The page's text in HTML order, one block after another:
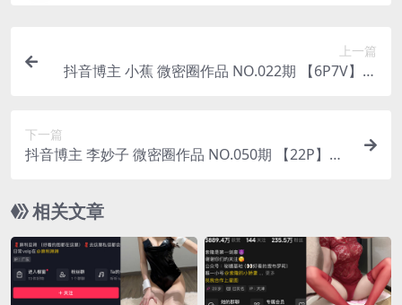
上一篇
抖音博主 小蕉 微密圈作品 NO.022期 【6P7V】最
下一篇
抖音博主 李妙子 微密圈作品 NO.050期 【22P】最
相关文章